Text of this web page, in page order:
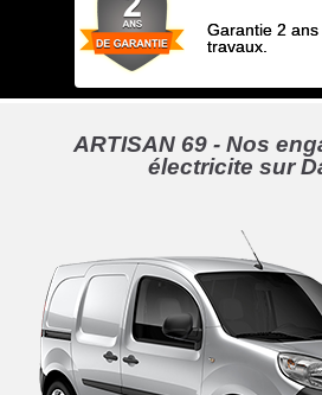
Garantie 2
travaux.
ARTISAN 69 - Nos
électricite sur